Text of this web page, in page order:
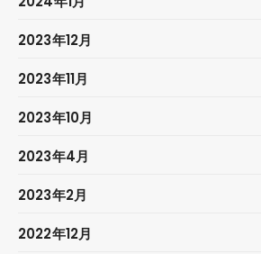
2023年12月
2023年11月
2023年10月
2023年4月
2023年2月
2022年12月